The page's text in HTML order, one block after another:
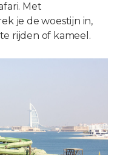
Met
je de woestijn in,
rijden of kameel.